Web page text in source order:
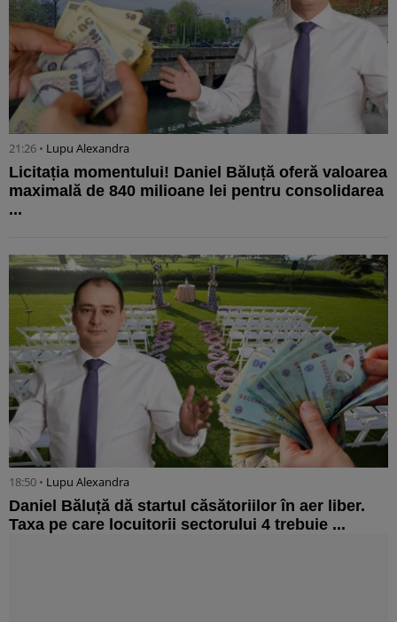
21:26 • Lupu Alexandra
Licitația momentului! Daniel Băluță oferă valoarea
maximală de 840 milioane lei pentru consolidarea
...
18:50 • Lupu Alexandra
Daniel Băluță dă startul căsătoriilor în aer liber.
Taxa pe care locuitorii sectorului 4 trebuie ...